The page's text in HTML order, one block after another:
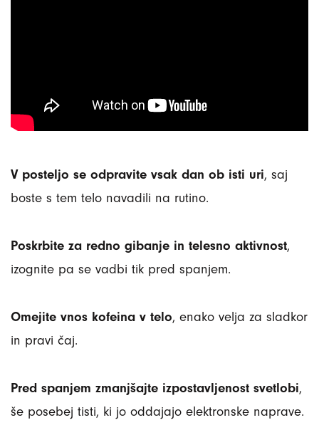
V posteljo se odpravite vsak dan ob isti uri, saj
boste s tem telo navadili na rutino.
Poskrbite za redno gibanje in telesno aktivnost,
izognite pa se vadbi tik pred spanjem.
Omejite vnos kofeina v telo, enako velja za sladkor
in pravi čaj.
Pred spanjem zmanjšajte izpostavljenost svetlobi,
še posebej tisti, ki jo oddajajo elektronske naprave.